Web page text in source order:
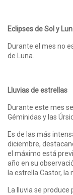
Eclipses de Sol y
Durante el mes no
de Luna.
Lluvias de estrellas
Durante este mes
Géminidas y las
Es de las más
diciembre,
el máximo está
año en su
la estrella Castor, la
La lluvia se